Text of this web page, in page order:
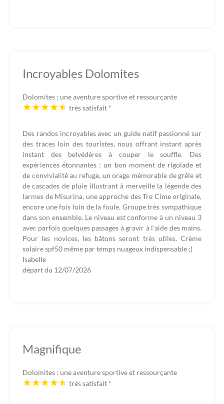
Incroyables Dolomites
Dolomites : une aventure sportive et ressourçante
très satisfait *
Des randos incroyables avec un guide natif passionné sur
des traces loin des touristes, nous offrant instant après
instant des belvédères à couper le souffle. Des
expériences étonnantes : un bon moment de rigolade et
de convivialité au refuge, un orage mémorable de grêle et
de cascades de pluie illustrant à merveille la légende des
larmes de Misurina, une approche des Tre Cime originale,
encore une fois loin de la foule. Groupe très sympathique
dans son ensemble. Le niveau est conforme à un niveau 3
avec parfois quelques passages à gravir à l'aide des mains.
Pour les novices, les bâtons seront très utiles. Crème
solaire spf50 même par temps nuageux indispensable ;)
Isabelle
départ du 12/07/2026
Magnifique
Dolomites : une aventure sportive et ressourçante
très satisfait *